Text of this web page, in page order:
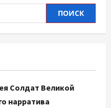
Солдат Великой
нарратива